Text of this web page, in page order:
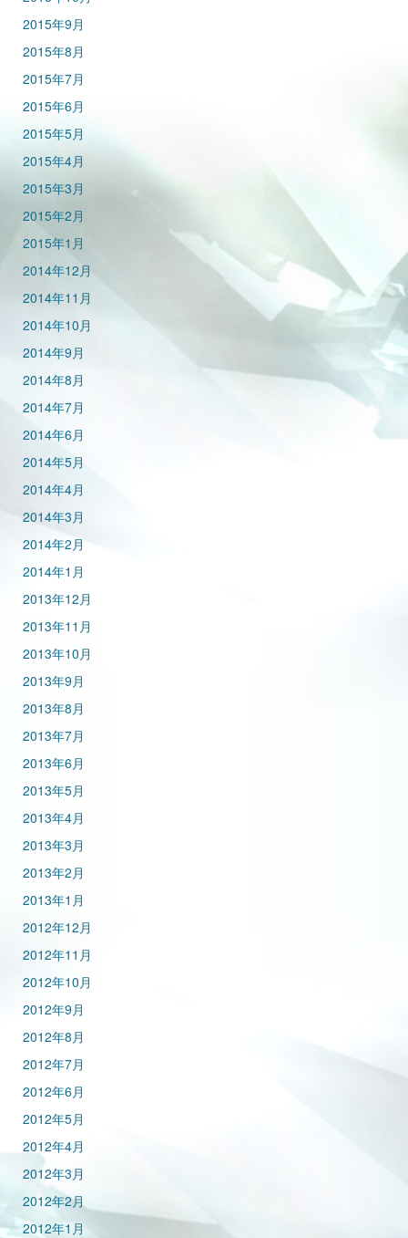
2015年9月
2015年8月
2015年7月
2015年6月
2015年5月
2015年4月
2015年3月
2015年2月
2015年1月
2014年12月
2014年11月
2014年10月
2014年9月
2014年8月
2014年7月
2014年6月
2014年5月
2014年4月
2014年3月
2014年2月
2014年1月
2013年12月
2013年11月
2013年10月
2013年9月
2013年8月
2013年7月
2013年6月
2013年5月
2013年4月
2013年3月
2013年2月
2013年1月
2012年12月
2012年11月
2012年10月
2012年9月
2012年8月
2012年7月
2012年6月
2012年5月
2012年4月
2012年3月
2012年2月
2012年1月